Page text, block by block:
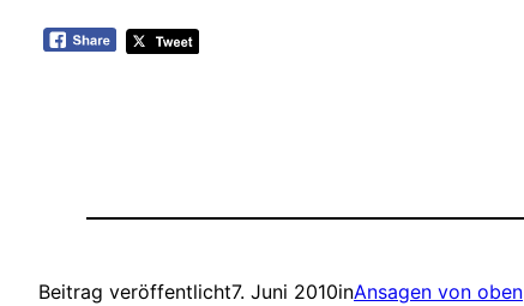
Beitrag veröffentlicht7. Juni 2010inAnsagen von oben